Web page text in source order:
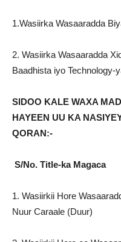
1.Wasiirka Wasaaradda
2. Wasiirka Wasaaradda
Baadhista iyo Technology-
SIDOO KALE WAXA
HAYEEN UU KA
QORAN:-
S/No. Title-ka Magaca
1. Wasiirkii Hore
Nuur Caraale (Duur)